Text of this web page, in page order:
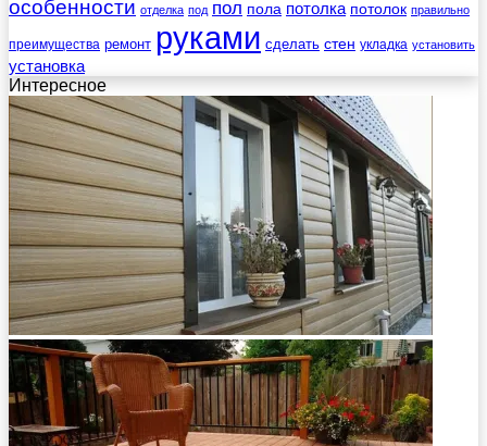
особенности отделка под пол пола потолка потолок правильно
преимущества ремонт руками сделать стен укладка установить
установка
Интересное